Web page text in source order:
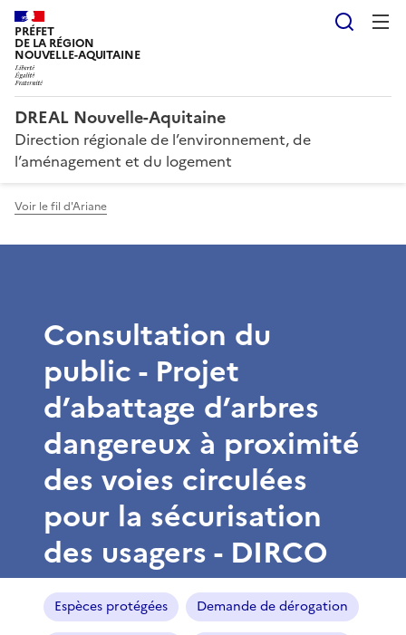
PRÉFET
DE LA RÉGION
NOUVELLE-AQUITAINE
DREAL Nouvelle-Aquitaine
Direction régionale de l’environnement, de
l’aménagement et du logement
Voir le fil d'Ariane
Consultation du
public - Projet
d’abattage d’arbres
dangereux à proximité
des voies circulées
pour la sécurisation
des usagers - DIRCO
Espèces protégées Demande de dérogation